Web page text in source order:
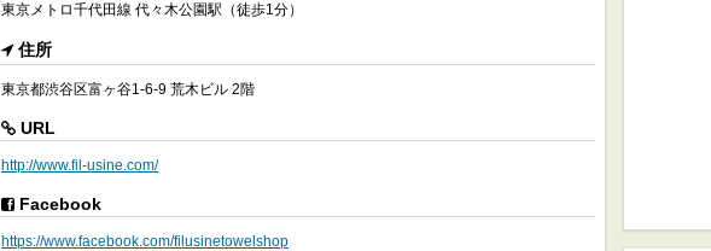
東京メトロ千代田線 代々木公園駅（徒歩1分）
住所
東京都渋谷区富ヶ谷1-6-9 荒木ビル 2階
URL
http://www.fil-usine.com/
Facebook
https://www.facebook.com/filusinetowelshop